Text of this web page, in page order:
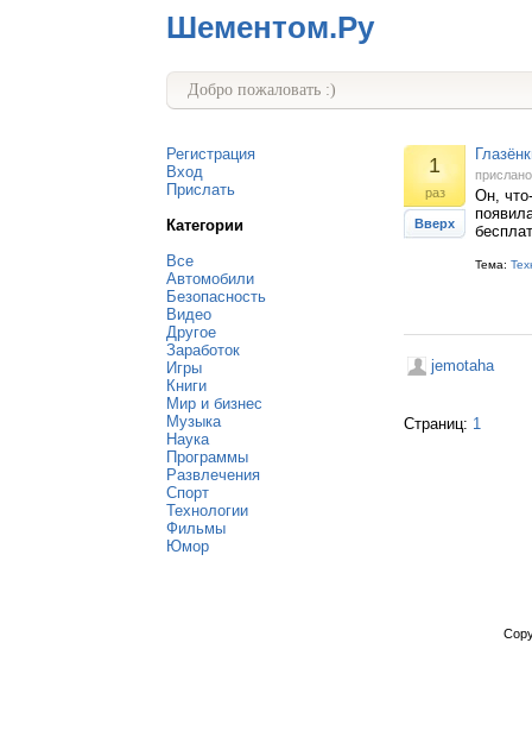
Шементом.Ру
Добро пожаловать :)
Регистрация
Вход
Прислать
Категории
Все
Автомобили
Безопасность
Видео
Другое
Заработок
Игры
Книги
Мир и бизнес
Музыка
Наука
Программы
Развлечения
Спорт
Технологии
Фильмы
Юмор
1
раз
Вверх
Он,
Тема:
jemotaha
Страниц: 1